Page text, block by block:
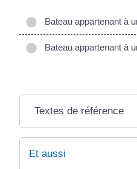
Bateau appartenant à
Bateau appartenant à
Textes de référence
Et aussi